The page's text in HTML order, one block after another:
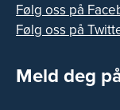
Følg oss på
Følg oss på
Meld deg